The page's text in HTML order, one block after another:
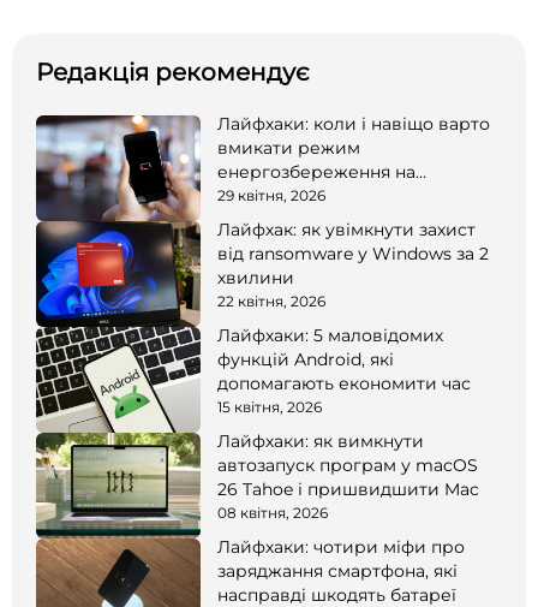
Редакція рекомендує
Лайфхаки: коли і навіщо варто
вмикати режим
енергозбереження на
смартфоні
29 квітня, 2026
Лайфхак: як увімкнути захист
від ransomware у Windows за 2
хвилини
22 квітня, 2026
Лайфхаки: 5 маловідомих
функцій Android, які
допомагають економити час
15 квітня, 2026
Лайфхаки: як вимкнути
автозапуск програм у macOS
26 Tahoe і пришвидшити Mac
08 квітня, 2026
Лайфхаки: чотири міфи про
заряджання смартфона, які
насправді шкодять батареї